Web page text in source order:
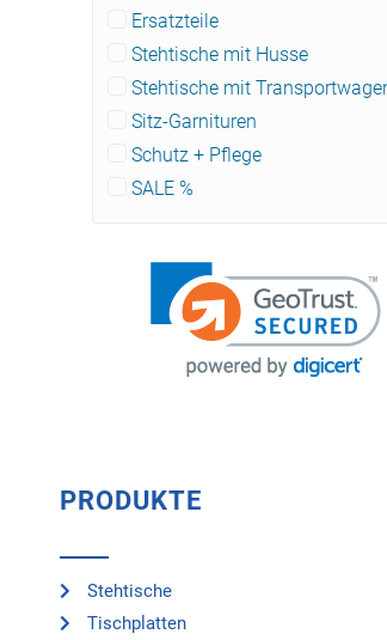
Ersatzteile
Stehtische mit Husse
Stehtische mit
Sitz-Garnituren
Schutz + Pflege
SALE %
PRODUKTE
Stehtische
Tischplatten